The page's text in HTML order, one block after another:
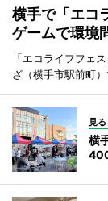
横手で「エコ
ゲームで環境
「エコライフフェ
ざ（横手市駅前町）
見
横